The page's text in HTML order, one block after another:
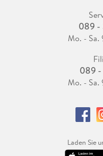
089 -
Mo. -
089 -
Mo. -
Laden Sie